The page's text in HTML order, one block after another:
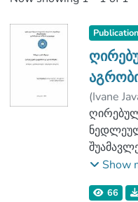
Publication
(Ivane
2019)
Faculty
Ivane
Show
66